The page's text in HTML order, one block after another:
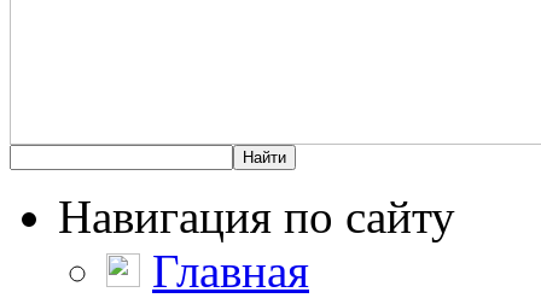
Навигация по сайту
Главная